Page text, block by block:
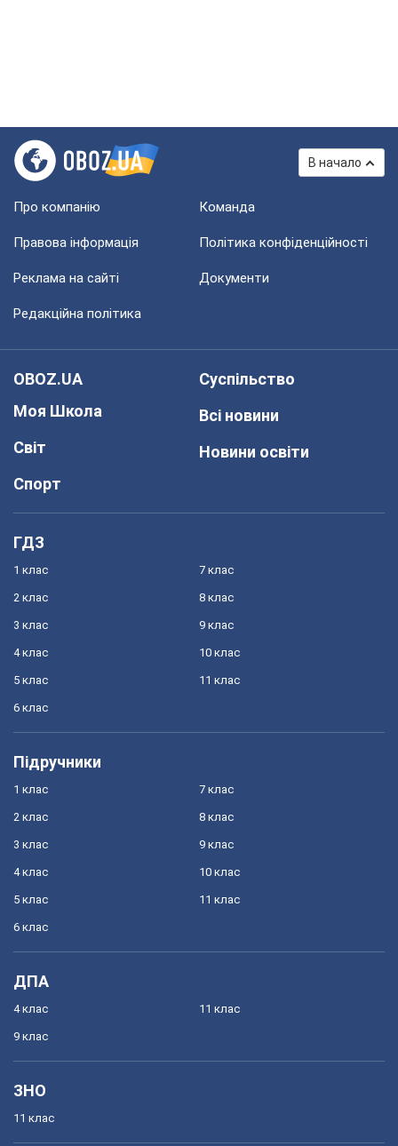
В начало
Про компанію Команда
Правова інформація Політика конфіденційності
Реклама на сайті Документи
Редакційна політика
OBOZ.UA
Моя Школа
Світ
Спорт
Суспільство
Всі новини
Новини освіти
ГДЗ
1 клас
2 клас
3 клас
4 клас
5 клас
6 клас
7 клас
8 клас
9 клас
10 клас
11 клас
Підручники
1 клас
2 клас
3 клас
4 клас
5 клас
6 клас
7 клас
8 клас
9 клас
10 клас
11 клас
ДПА
4 клас
9 клас
11 клас
ЗНО
11 клас